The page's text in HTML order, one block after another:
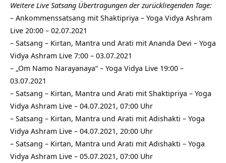
Weitere Live Satsang Übertragungen der zurückliegenden Tage:
– Ankommenssatsang mit Shaktipriya – Yoga Vidya Ashram
Live 20:00 – 02.07.2021
– Satsang – Kirtan, Mantra und Arati mit Ananda Devi – Yoga
Vidya Ashram Live 7:00 – 03.07.2021
– „Om Namo Narayanaya“ – Yoga Vidya Live 19:00 –
03.07.2021
– Satsang – Kirtan, Mantra und Arati mit Shaktipriya – Yoga
Vidya Ashram Live – 04.07.2021, 07:00 Uhr
– Satsang – Kirtan, Mantra und Arati mit Adishakti – Yoga
Vidya Ashram Live – 04.07.2021, 20:00 Uhr
– Satsang – Kirtan, Mantra und Arati mit Adishakti – Yoga
Vidya Ashram Live – 05.07.2021, 07:00 Uhr